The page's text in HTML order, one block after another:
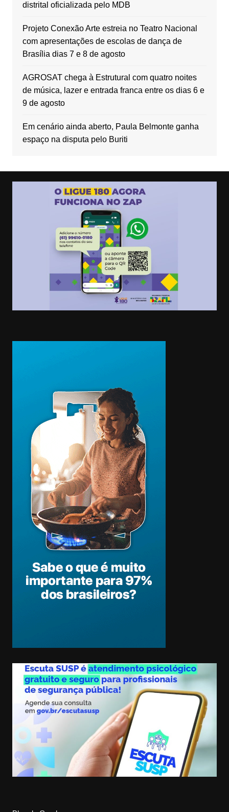
distrital oficializada pelo MDB
Projeto Conexão Arte estreia no Teatro Nacional
com apresentações de escolas de dança de
Brasília dias 7 e 8 de agosto
AGROSAT chega à Estrutural com quatro noites
de música, lazer e entrada franca entre os dias 6 e
9 de agosto
Em cenário ainda aberto, Paula Belmonte ganha
espaço na disputa pelo Buriti